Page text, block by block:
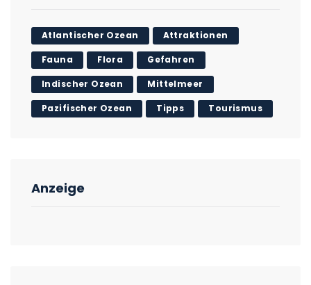
Atlantischer Ozean Attraktionen
Fauna Flora Gefahren
Indischer Ozean Mittelmeer
Pazifischer Ozean Tipps Tourismus
Anzeige